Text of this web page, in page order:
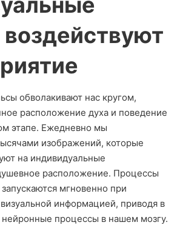
обволакивают нас кругом,
расположение духа и поведение
этапе. Ежедневно мы
изображений, которые
на индивидуальные
расположение. Процессы
запускаются мгновенно при
информацией, приводя в
нейронные процессы в нашем мозгу.